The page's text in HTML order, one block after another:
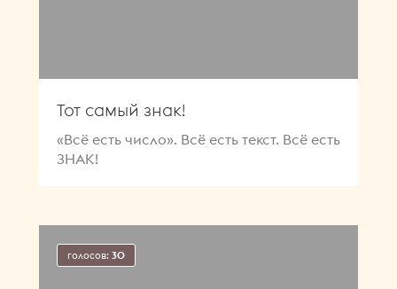
Тот самый знак!
«Всё есть число». Всё есть текст. Всё есть
ЗНАК!
голосов: 30